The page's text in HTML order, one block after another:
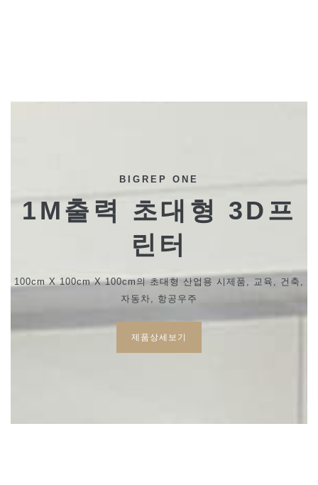
BIGREP ONE
1M출력 초대형 3D프
린터
100cm X 100cm X 100cm의 초대형 산업용 시제품, 교육, 건축,
자동차, 항공우주
제품상세보기